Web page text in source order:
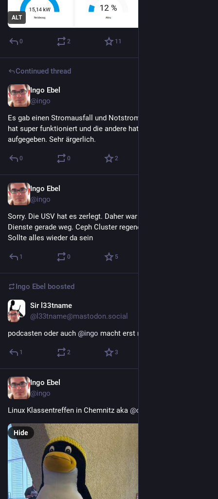
ALT
0 2 11
Continued thread
Ingo Ebel
@ingo
Es gab einen Stromausfall und Notstrom ging an. Eine USV
hat super funktioniert und die andere hat den Geist
aufgegeben. Sehr ärgerlich.
0 0 2
Ingo Ebel
@ingo
Sorry. Die USV hat es zerlegt. Daher war jit.social und einige
Dienste gerade weg. Ceph Cluster regeneriert sich gerade.
Sollte alles wieder da sein
1 0 5
Ingo Ebel boosted
Sir l33tname
@l33tname@mastodon.social
podcasten oder auch @ingo macht erst mal n bios update
1 2 3
Ingo Ebel
@ingo
Linux Klassentreffen in Chemnitz aka @clt_news
Hide